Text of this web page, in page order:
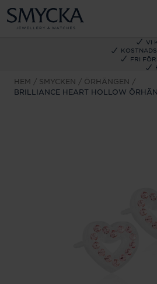
VI
FRI
HEM SMYCKEN
ÖRHÄNGEN
BRILLIANCE HEART HOLLOW